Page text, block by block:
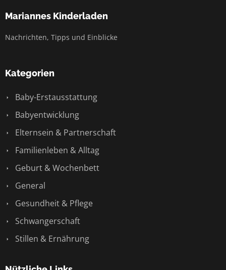
Mariannes Kinderladen
Nachrichten, Tipps und Einblicke
Kategorien
Baby-Erstausstattung
Babyentwicklung
Elternsein & Partnerschaft
Familienleben & Alltag
Geburt & Wochenbett
General
Gesundheit & Pflege
Schwangerschaft
Stillen & Ernährung